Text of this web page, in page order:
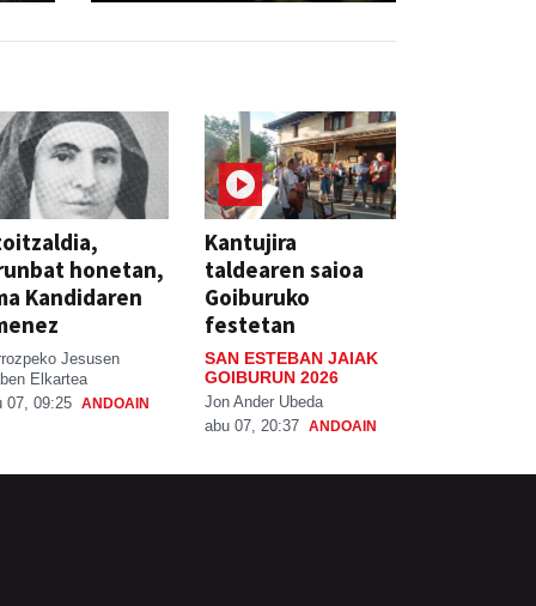
honetan,
Kandidaren
Jesusen
Elkartea
07, 09:25 ANDOAIN
Kantujira
taldearen saioa
Goiburuko
festetan
SAN ESTEBAN JAIAK
GOIBURUN 2026
Jon Ander Ubeda
abu 07, 20:37 ANDOAIN